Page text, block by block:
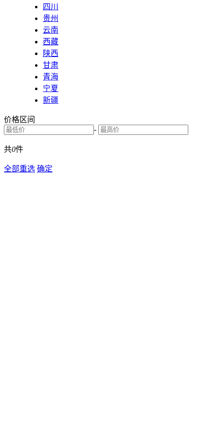
四川
贵州
云南
西藏
陕西
甘肃
青海
宁夏
新疆
价格区间
-
共0件
全部重选 确定